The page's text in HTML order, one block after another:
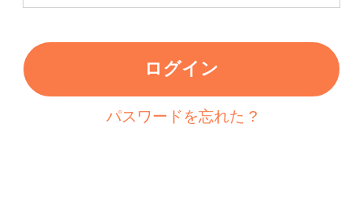
ログイン
パスワードを忘れた ?